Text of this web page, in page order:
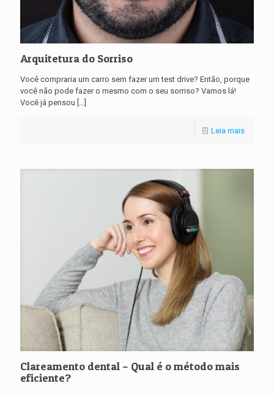
Arquitetura do Sorriso
Você compraria um carro sem fazer um test drive? Então, porque
você não pode fazer o mesmo com o seu sorriso? Vamos lá!
Você já pensou […]
Leia mais
Clareamento dental – Qual é o método mais
eficiente?